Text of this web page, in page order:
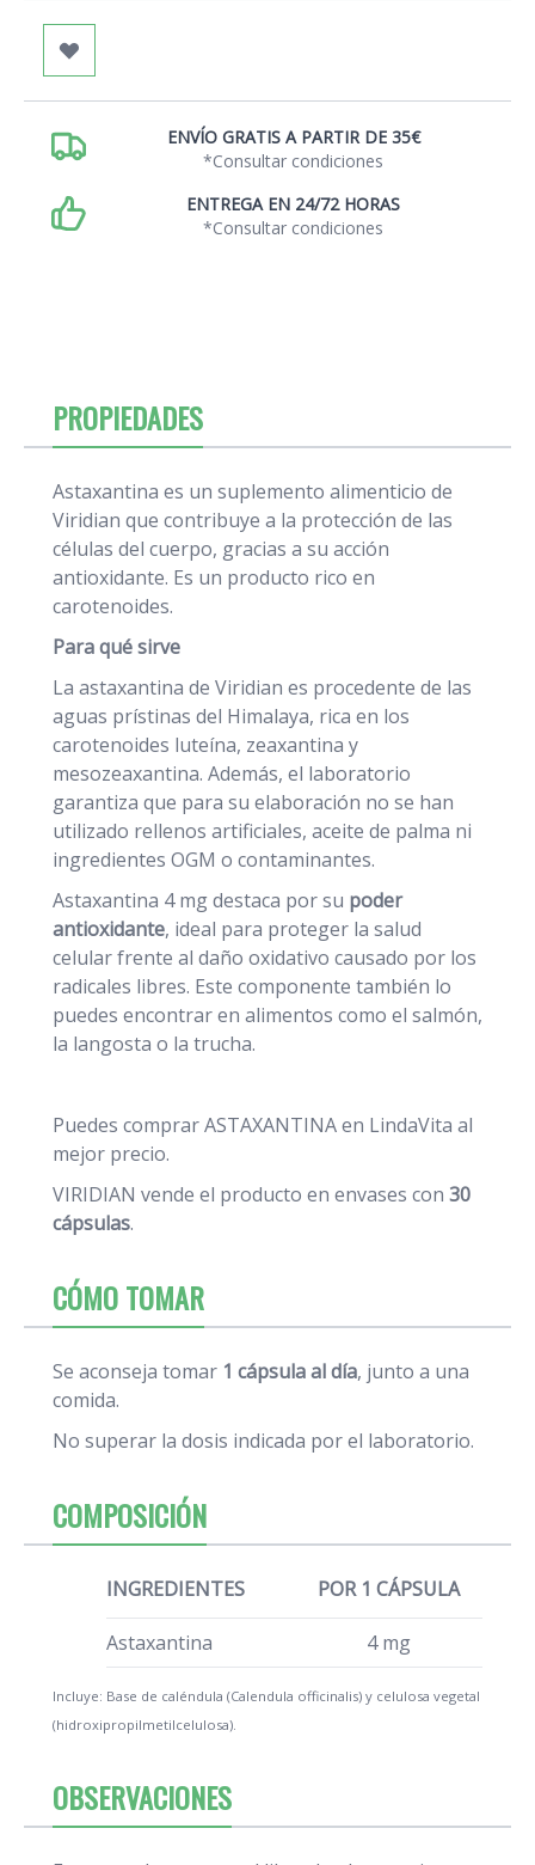
ENVÍO GRATIS A PARTIR DE 35€
*Consultar condiciones
ENTREGA EN 24/72 HORAS
*Consultar condiciones
PROPIEDADES
Astaxantina es un suplemento alimenticio de
Viridian que contribuye a la protección de las
células del cuerpo, gracias a su acción
antioxidante. Es un producto rico en
carotenoides.
Para qué sirve
La astaxantina de Viridian es procedente de las
aguas prístinas del Himalaya, rica en los
carotenoides luteína, zeaxantina y
mesozeaxantina. Además, el laboratorio
garantiza que para su elaboración no se han
utilizado rellenos artificiales, aceite de palma ni
ingredientes OGM o contaminantes.
Astaxantina 4 mg destaca por su poder
antioxidante, ideal para proteger la salud
celular frente al daño oxidativo causado por los
radicales libres. Este componente también lo
puedes encontrar en alimentos como el salmón,
la langosta o la trucha.
Puedes comprar ASTAXANTINA en LindaVita al
mejor precio.
VIRIDIAN vende el producto en envases con 30
cápsulas.
CÓMO TOMAR
Se aconseja tomar 1 cápsula al día, junto a una
comida.
No superar la dosis indicada por el laboratorio.
COMPOSICIÓN
INGREDIENTES POR 1 CÁPSULA
Astaxantina 4 mg
Incluye: Base de caléndula (Calendula officinalis) y celulosa vegetal
(hidroxipropilmetilcelulosa).
OBSERVACIONES